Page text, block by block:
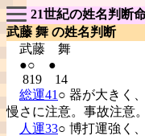
21世紀の姓名判断
武藤 舞 の姓名判断
武藤 舞
●○ ●
819 14
総運41 ○ 器が大きく
慢さに注意。事故注意。
人運33○ 博打運強く